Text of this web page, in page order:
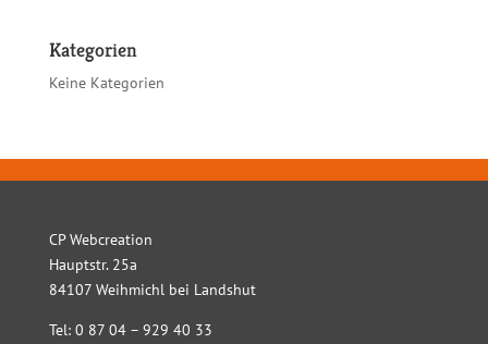
Kategorien
Keine Kategorien
CP Webcreation
Hauptstr. 25a
84107 Weihmichl bei Landshut
Tel: 0 87 04 – 929 40 33